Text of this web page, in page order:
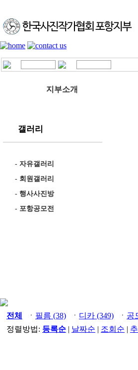
지부소개
갤러리
- 자유갤러리
- 회원갤러리
- 행사사진방
- 포항공모전
전체 ㆍ 필름 (38) ㆍ 디카 (349) ㆍ 공
정렬방법: 등록순 | 날짜순 | 조회순 |